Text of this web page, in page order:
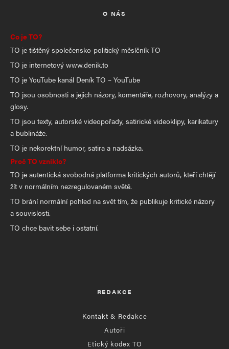
O NÁS
Co je TO?
TO je tištěný společensko-politický měsíčník TO
TO je internetový www.denik.to
TO je YouTube kanál Deník TO – YouTube
TO jsou osobnosti a jejich názory, komentáře, rozhovory, analýzy a
glosy.
TO jsou texty, autorské videopořady, satirické videoklipy, karikatury
a bublináže.
TO je nekorektní humor, satira a nadsázka.
Proč TO vzniklo?
TO je autentická svobodná platforma kritických autorů, kteří chtějí
žít v normálním nezregulovaném světě.
TO brání normální pohled na svět tím, že publikuje kritické názory
a souvislosti.
TO chce bavit sebe i ostatní.
REDAKCE
Kontakt & Redakce
Autoři
Etický kodex TO